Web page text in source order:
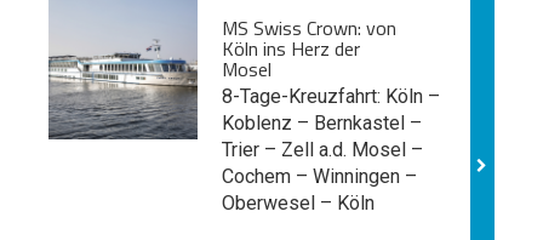
MS Swiss Crown: von
Köln ins Herz der
Mosel
8-Tage-Kreuzfahrt: Köln –
Koblenz – Bernkastel –
Trier – Zell a.d. Mosel –
Cochem – Winningen –
Oberwesel – Köln